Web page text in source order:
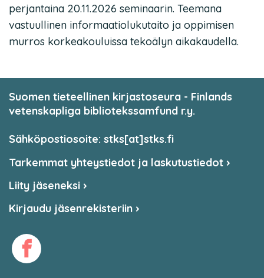
perjantaina 20.11.2026 seminaarin. Teemana
vastuullinen informaatiolukutaito ja oppimisen
murros korkeakouluissa tekoälyn aikakaudella.
Suomen tieteellinen kirjastoseura - Finlands
vetenskapliga bibliotekssamfund r.y.
Sähköpostiosoite: stks[at]stks.fi
Tarkemmat yhteystiedot ja laskutustiedot
Liity jäseneksi
Kirjaudu jäsenrekisteriin